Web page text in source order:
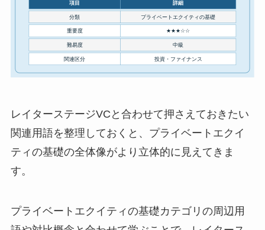
レイターステージVCと合わせて押さえておきたい
関連用語を整理しておくと、プライベートエクイ
ティの基礎の全体像がより立体的に見えてきま
す。
プライベートエクイティの基礎カテゴリの周辺用